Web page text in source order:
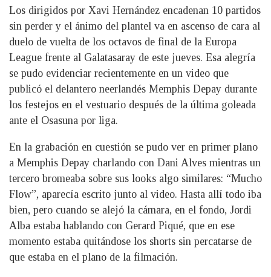
Los dirigidos por Xavi Hernández encadenan 10 partidos
sin perder y el ánimo del plantel va en ascenso de cara al
duelo de vuelta de los octavos de final de la Europa
League frente al Galatasaray de este jueves. Esa alegría
se pudo evidenciar recientemente en un video que
publicó el delantero neerlandés Memphis Depay durante
los festejos en el vestuario después de la última goleada
ante el Osasuna por liga.
En la grabación en cuestión se pudo ver en primer plano
a Memphis Depay charlando con Dani Alves mientras un
tercero bromeaba sobre sus looks algo similares: “Mucho
Flow”, aparecía escrito junto al video. Hasta allí todo iba
bien, pero cuando se alejó la cámara, en el fondo, Jordi
Alba estaba hablando con Gerard Piqué, que en ese
momento estaba quitándose los shorts sin percatarse de
que estaba en el plano de la filmación.